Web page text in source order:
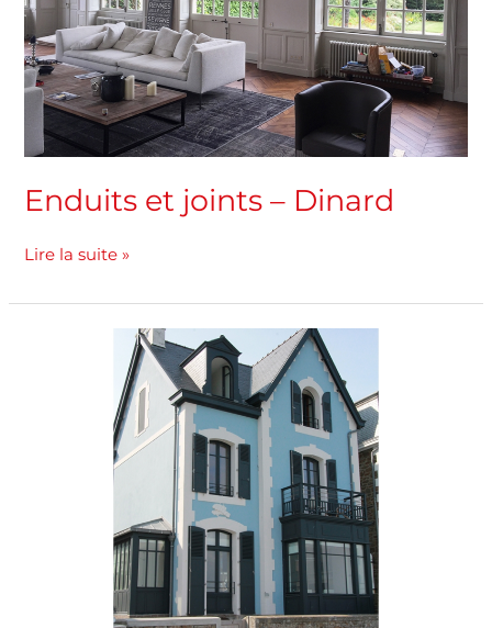
Enduits et joints – Dinard
Lire la suite »